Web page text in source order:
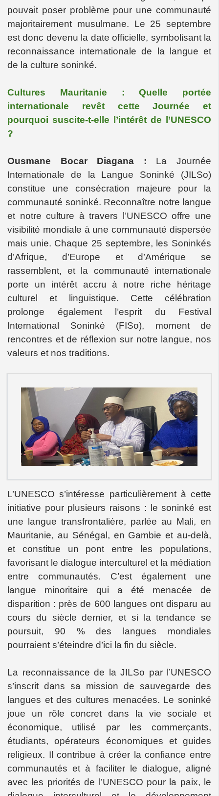
pouvait poser problème pour une communauté
majoritairement musulmane. Le 25 septembre
est donc devenu la date officielle, symbolisant la
reconnaissance internationale de la langue et
de la culture soninké.
Cultures Mauritanie : Quelle portée
internationale revêt cette Journée et
pourquoi suscite-t-elle l’intérêt de l’UNESCO
?
Ousmane Bocar Diagana : La Journée
Internationale de la Langue Soninké (JILSo)
constitue une consécration majeure pour la
communauté soninké. Reconnaître notre langue
et notre culture à travers l’UNESCO offre une
visibilité mondiale à une communauté dispersée
mais unie. Chaque 25 septembre, les Soninkés
d’Afrique, d’Europe et d’Amérique se
rassemblent, et la communauté internationale
porte un intérêt accru à notre riche héritage
culturel et linguistique. Cette célébration
prolonge également l’esprit du Festival
International Soninké (FISo), moment de
rencontres et de réflexion sur notre langue, nos
valeurs et nos traditions.
L’UNESCO s’intéresse particulièrement à cette
initiative pour plusieurs raisons : le soninké est
une langue transfrontalière, parlée au Mali, en
Mauritanie, au Sénégal, en Gambie et au-delà,
et constitue un pont entre les populations,
favorisant le dialogue interculturel et la médiation
entre communautés. C’est également une
langue minoritaire qui a été menacée de
disparition : près de 600 langues ont disparu au
cours du siècle dernier, et si la tendance se
poursuit, 90 % des langues mondiales
pourraient s’éteindre d’ici la fin du siècle.
La reconnaissance de la JILSo par l’UNESCO
s’inscrit dans sa mission de sauvegarde des
langues et des cultures menacées. Le soninké
joue un rôle concret dans la vie sociale et
économique, utilisé par les commerçants,
étudiants, opérateurs économiques et guides
religieux. Il contribue à créer la confiance entre
communautés et à faciliter le dialogue, aligné
avec les priorités de l’UNESCO pour la paix, le